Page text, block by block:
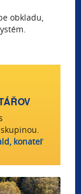
obkladu,
konateľ